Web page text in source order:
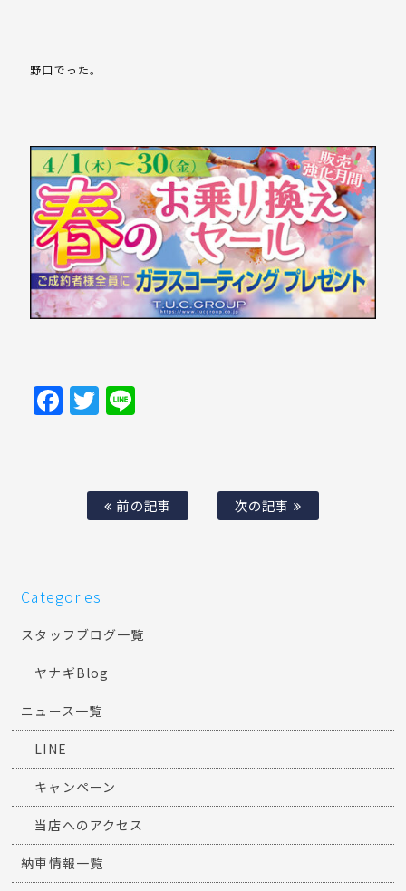
野口でった。
Facebook
Twitter
前の記事 次の記事
Categories
スタッフブログ一覧
ヤナギBlog
ニュース一覧
LINE
キャンペーン
当店へのアクセス
納車情報一覧